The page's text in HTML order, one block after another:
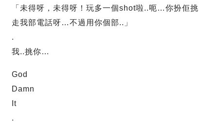
「未得呀，未得呀！玩多一個shot啦..呃…你扮佢挑
走我部電話呀…不過用你個部..」
.
我..挑你…
God
Damn
It
.